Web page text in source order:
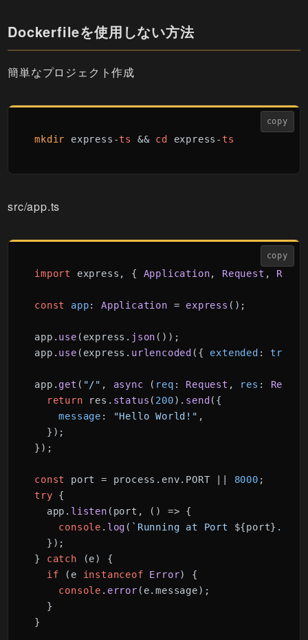
Dockerfileを使用しない方法
簡単なプロジェクト作成
copy
mkdir express-ts && cd express-ts
src/app.ts
copy
import express, { Application, Request ,
const app: Application = express ();
app. use (express. json ());
app. use (express. urlencoded ({ extended : true
app. get ( "/" , async ( req : Request , res :
return res. status ( 200). send ({
message : "Hello World!" ,
  });
});
const port = process. env. PORT 8000
try {
  app.
listen (port, () => {
console . log ( `Running at Port ${port} ...`
  });
} catch (e) {
if (e instanceof Error) {
console . error (e.message);
  }